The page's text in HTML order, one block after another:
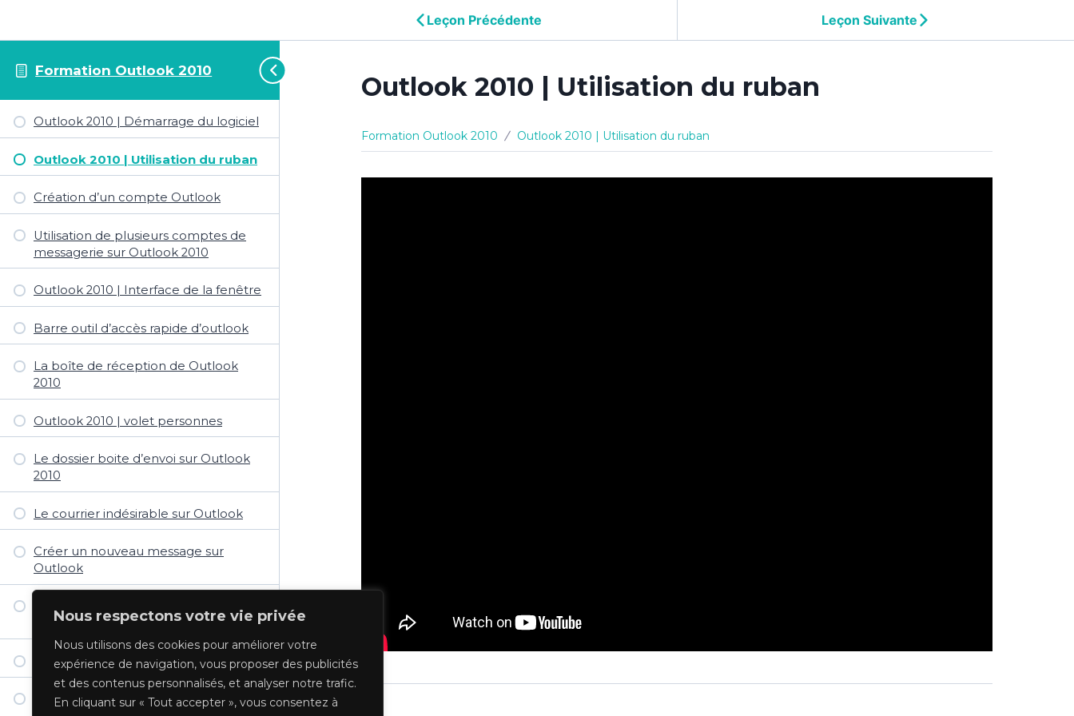
Nous respectons votre vie privée
Nous utilisons des cookies pour améliorer votre
expérience de navigation, vous proposer des publicités
et des contenus personnalisés, et analyser notre trafic.
En cliquant sur « Tout accepter », vous consentez à
Formation Outlook 2010
Outlook 2010 | Démarrage du logiciel
Outlook 2010 | Utilisation du ruban
Création d’un compte Outlook
Utilisation de plusieurs comptes de
messagerie sur Outlook 2010
Outlook 2010 | Interface de la fenêtre
Barre outil d’accès rapide d’outlook
La boîte de réception de Outlook
2010
Outlook 2010 | volet personnes
Le dossier boite d’envoi sur Outlook
2010
Le courrier indésirable sur Outlook
Créer un nouveau message sur
Outlook
destinataire
Outlook: Mise en forme du message
Insérer un lien Hypertexte dans
Leçon Précédente Leçon Suivante
Outlook 2010 | Utilisation du ruban
Formation Outlook 2010 Outlook 2010 | Utilisation du ruban